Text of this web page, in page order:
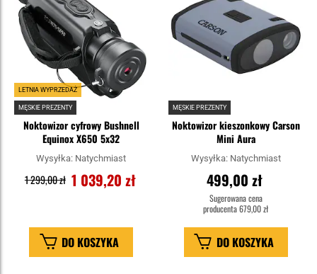
LETNIA WYPRZEDAŻ
MĘSKIE PREZENTY
Noktowizor cyfrowy Bushnell
Equinox X650 5x32
Wysyłka: Natychmiast
1 039,20 zł
1 299,00 zł
DO KOSZYKA
MĘSKIE PREZENTY
Noktowizor kieszonkowy Carson
Mini Aura
Wysyłka: Natychmiast
499,00 zł
Sugerowana cena
producenta679,00 zł
DO KOSZYKA